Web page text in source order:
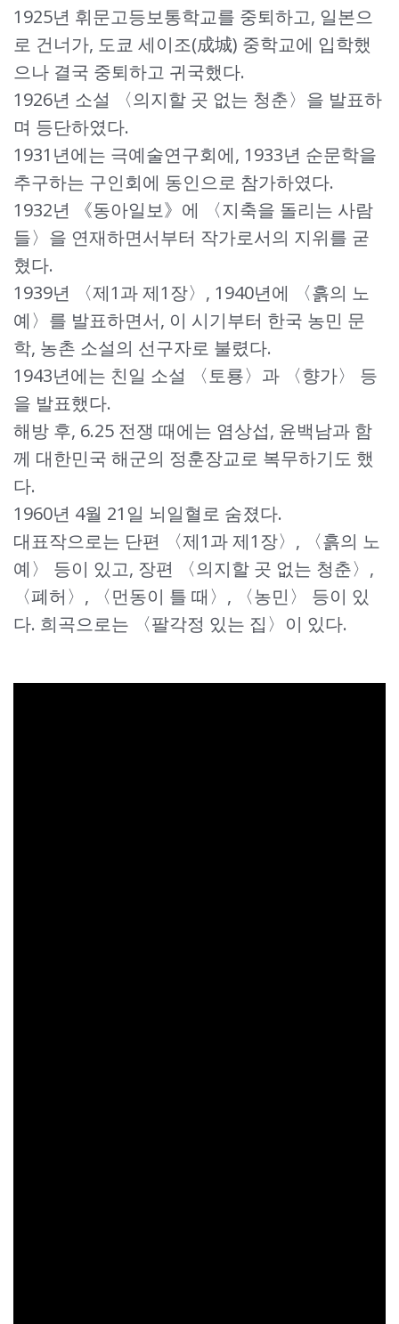
1925년 휘문고등보통학교를 중퇴하고, 일본으
로 건너가, 도쿄 세이조(成城) 중학교에 입학했
으나 결국 중퇴하고 귀국했다.
1926년 소설 〈의지할 곳 없는 청춘〉을 발표하
며 등단하였다.
1931년에는 극예술연구회에, 1933년 순문학을
추구하는 구인회에 동인으로 참가하였다.
1932년 《동아일보》에 〈지축을 돌리는 사람
들〉을 연재하면서부터 작가로서의 지위를 굳
혔다.
1939년 〈제1과 제1장〉, 1940년에 〈흙의 노
예〉를 발표하면서, 이 시기부터 한국 농민 문
학, 농촌 소설의 선구자로 불렸다.
1943년에는 친일 소설 〈토룡〉과 〈향가〉 등
을 발표했다.
해방 후, 6.25 전쟁 때에는 염상섭, 윤백남과 함
께 대한민국 해군의 정훈장교로 복무하기도 했
다.
1960년 4월 21일 뇌일혈로 숨졌다.
대표작으로는 단편 〈제1과 제1장〉, 〈흙의 노
예〉 등이 있고, 장편 〈의지할 곳 없는 청춘〉,
〈폐허〉, 〈먼동이 틀 때〉, 〈농민〉 등이 있
다. 희곡으로는 〈팔각정 있는 집〉이 있다.